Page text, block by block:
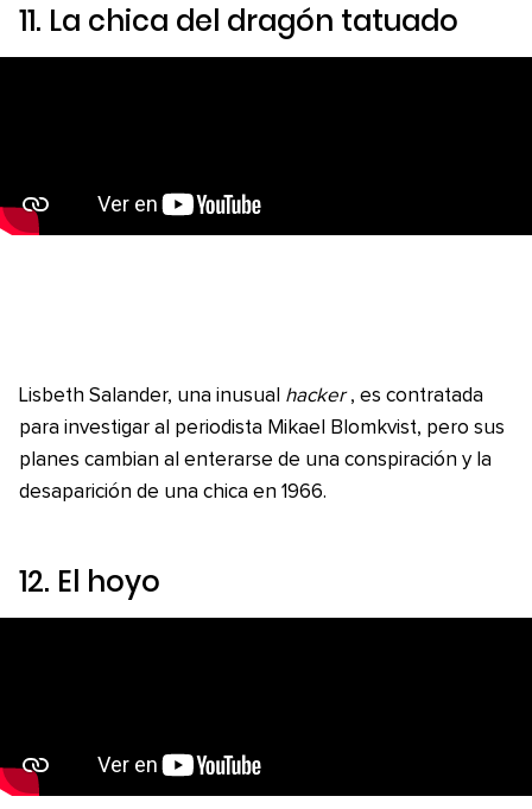
11. La chica del dragón tatuado
Lisbeth Salander, una inusual hacker , es contratada
para investigar al periodista Mikael Blomkvist, pero sus
planes cambian al enterarse de una conspiración y la
desaparición de una chica en 1966.
12. El hoyo